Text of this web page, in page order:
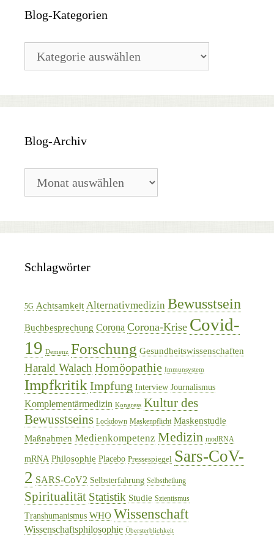
Blog-Kategorien
Kategorien
Blog-Archiv
Archiv
Schlagwörter
5G Achtsamkeit Alternativmedizin Bewusstsein
Buchbesprechung Corona Corona-Krise Covid-
19 Demenz Forschung Gesundheitswissenschaften
Harald Walach Homöopathie Immunsystem
Impfkritik Impfung Interview Journalismus
Komplementärmedizin Kongress Kultur des
Bewusstseins Lockdown Maskenpflicht Maskenstudie
Maßnahmen Medienkompetenz Medizin modRNA
mRNA Philosophie Placebo Pressespiegel Sars-CoV-
2 SARS-CoV2 Selbsterfahrung Selbstheilung
Spiritualität Statistik Studie Szientismus
Transhumanismus WHO Wissenschaft
Wissenschaftsphilosophie Übersterblichkeit